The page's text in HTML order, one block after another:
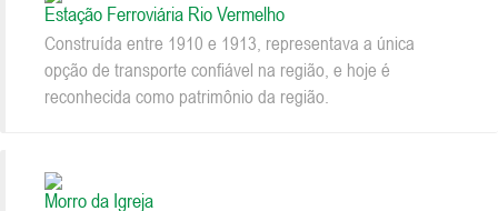
Estação Ferroviária Rio Vermelho
Construída entre 1910 e 1913, representava a única
opção de transporte confiável na região, e hoje é
reconhecida como patrimônio da região.
Morro da Igreja